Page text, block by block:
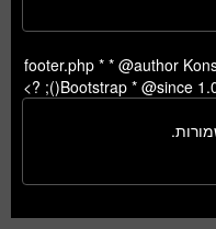
/** footer.php * * @author
Bootstrap * @since